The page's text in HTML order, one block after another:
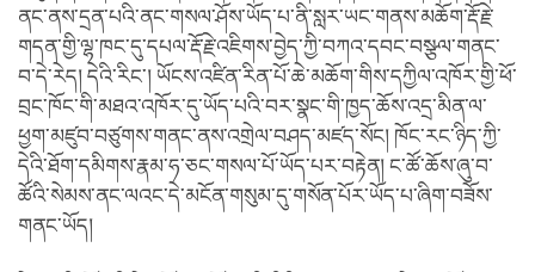
ནང་ནས་དྲན་པའི་ནང་གསལ་ཤོས་ཡོད་པ་ནི་སླར་ཡང་གནས་མཆོག་རྡོ་རྗེ་
གདན་གྱི་ལྷ་ཁང་དུ་དཔལ་རྡོ་རྗེ་འཇིགས་བྱེད་ཀྱི་བཀའ་དབང་བསྩལ་གནང་
བ་དེ་རེད། དེའི་རིང་། ཡོངས་འཛིན་རིན་པོ་ཆེ་མཆོག་གིས་དཀྱིལ་འཁོར་གྱི་ཕོ་
བྲང་ཁོང་གི་མཐའ་འཁོར་དུ་ཡོད་པའི་བར་སྣང་གི་ཁྱད་ཆོས་འདྲ་མིན་ལ་
ཕྱག་མཛུབ་བཙུགས་གནང་ནས་འགྲེལ་བཤད་མཛད་སོང། ཁོང་རང་ཉིད་ཀྱི་
དེའི་ཐོག་དམིགས་རྣམ་ཧ་ཅང་གསལ་པོ་ཡོད་པར་བརྟེན། ང་ཚོ་ཆོས་ཞུ་བ་
ཚོའི་སེམས་ནང་ལའང་དེ་མངོན་གསུམ་དུ་གསོན་པོར་ཡོད་པ་ཞིག་བཟོས་
གནང་ཡོད།